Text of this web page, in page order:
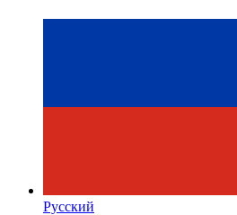
Русский